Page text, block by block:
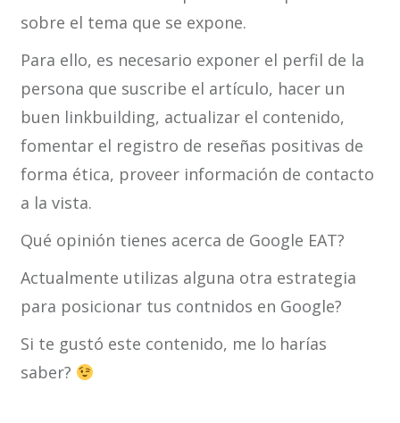
sobre el tema que se expone.
Para ello, es necesario exponer el perfil de la
persona que suscribe el artículo, hacer un
buen linkbuilding, actualizar el contenido,
fomentar el registro de reseñas positivas de
forma ética, proveer información de contacto
a la vista.
Qué opinión tienes acerca de Google EAT?
Actualmente utilizas alguna otra estrategia
para posicionar tus contnidos en Google?
Si te gustó este contenido, me lo harías
saber?